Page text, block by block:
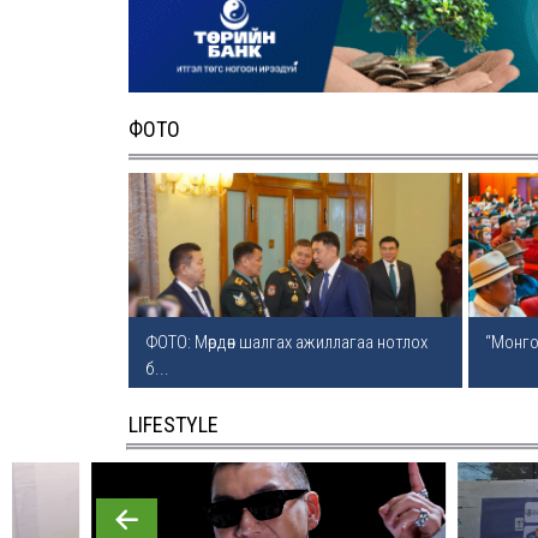
живж, эрэн хайх ажиллагаа үргэлжилж
байна
2026 оны 8 сарын
2026 оны 8 сарын
Нийслэлийн цэцэрлэгийн цахим
энэ сарын 10-нд эхэлнэ
2026 оны 8 сарын
2026 оны 8 сарын
Монгол-Алтай, Хөвсгөлийн уулархаг
нутаг, Дорнод-Дарьгангын тал
ФОТО
ФОТО: Мөрдөн шалгах ажиллагаа нотлох
б...
LIFESTYLE